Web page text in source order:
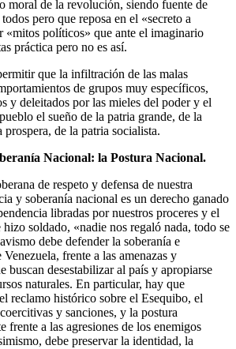
moral de la revolución, siendo fuente de
pero que reposa en el «secreto a
«mitos políticos» que ante el imaginario
práctica pero no es así.
que la infiltración de las malas
de grupos muy específicos,
y deleitados por las mieles del poder y el
el sueño de la patria grande, de la
de la patria socialista.
Nacional: la Postura Nacional.
de respeto y defensa de nuestra
y soberanía nacional es un derecho ganado
libradas por nuestros proceres y el
soldado, «nadie nos regaló nada, todo se
debe defender la soberanía e
frente a las amenazas y
buscan desestabilizar al país y apropiarse
naturales. En particular, hay que
reclamo histórico sobre el Esequibo, el
y sanciones, y la postura
frente a las agresiones de los enemigos
debe preservar la identidad, la